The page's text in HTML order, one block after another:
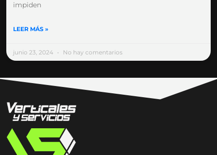
impiden
LEER MÁS »
junio 23, 2024 No hay comentarios